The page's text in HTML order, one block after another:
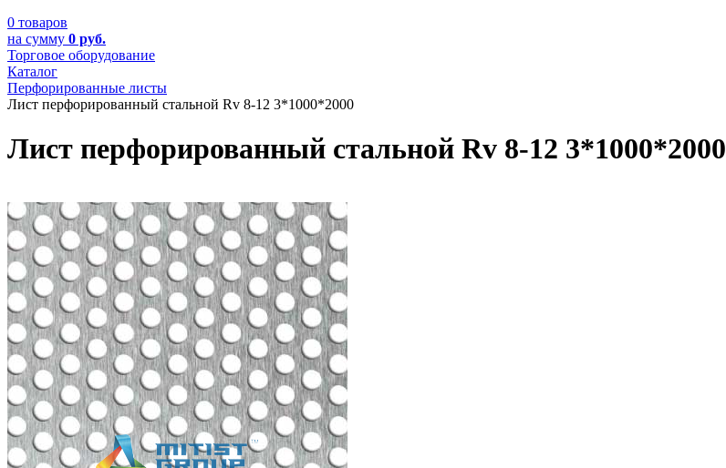
0 товаров
на сумму 0 руб.
Торговое оборудование
Каталог
Перфорированные листы
Лист перфорированный стальной Rv 8-12 3*1000*2000
Лист перфорированный стальной Rv 8-12 3*1000*2000